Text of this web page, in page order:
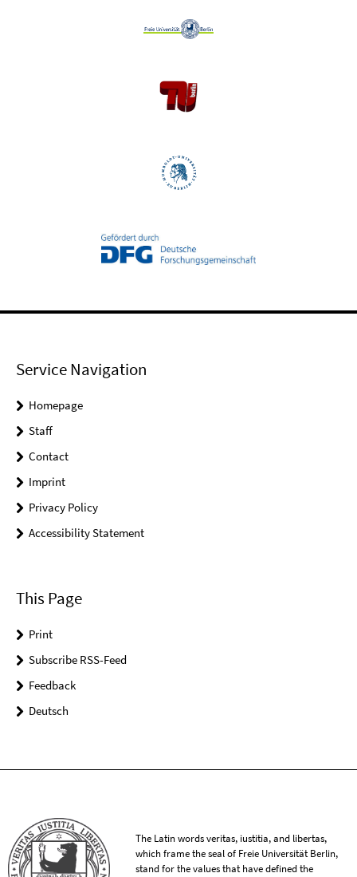
Service Navigation
Homepage
Staff
Contact
Imprint
Privacy Policy
Accessibility Statement
This Page
Print
Subscribe RSS-Feed
Feedback
Deutsch
The Latin words veritas, iustitia, and libertas,
which frame the seal of Freie Universität Berlin,
stand for the values that have defined the